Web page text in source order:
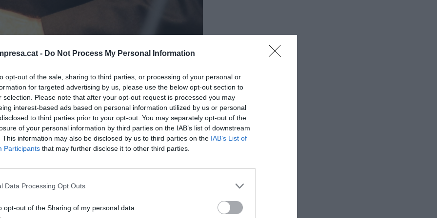
- Do Not Process My Personal Information
opt-out of the sale, sharing to third parties, or processing of your personal or
for targeted advertising by us, please use the below opt-out section to
selection. Please note that after your opt-out request is processed you may
interest-based ads based on personal information utilized by us or personal
to third parties prior to your opt-out. You may separately opt-out of the
of your personal information by third parties on the IAB’s list of downstream
This information may also be disclosed by us to third parties on the IAB’s List of
Participants that may further disclose it to other third parties.
Data Processing Opt Outs
opt-out of the Sharing of my personal data.
osonenc dealimentación
y ha acabado el primer semestre de